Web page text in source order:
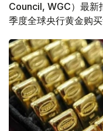
Council, WGC）最新
季度全球央行黄金购